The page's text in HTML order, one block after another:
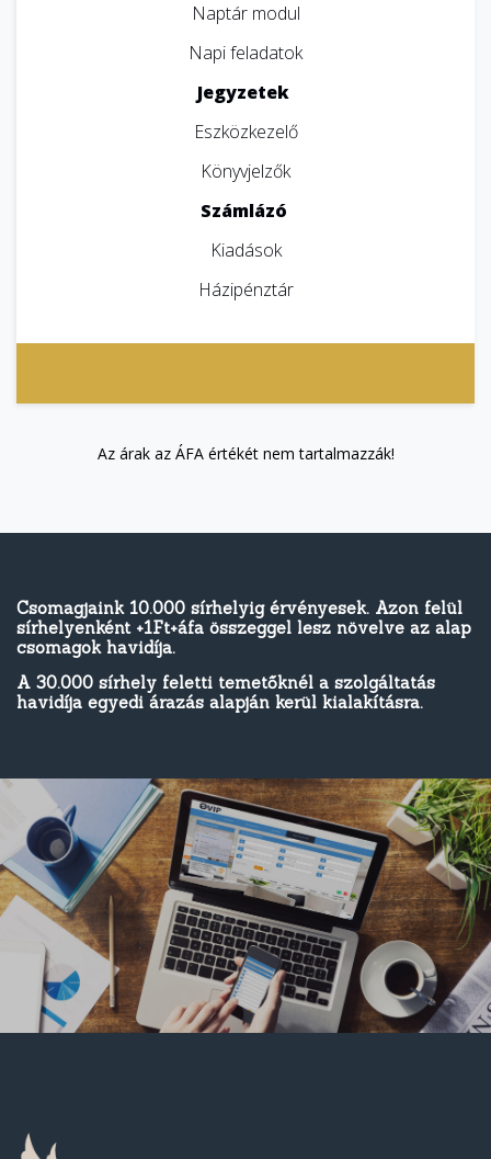
Naptár modul
Napi feladatok
Jegyzetek
Eszközkezelő
Könyvjelzők
Számlázó
Kiadások
Házipénztár
Az árak az ÁFA értékét nem tartalmazzák!
Csomagjaink 10.000 sírhelyig érvényesek. Azon felül
sírhelyenként +1Ft+áfa összeggel lesz növelve az alap
csomagok havidíja.
A 30.000 sírhely feletti temetőknél a szolgáltatás
havidíja egyedi árazás alapján kerül kialakításra.